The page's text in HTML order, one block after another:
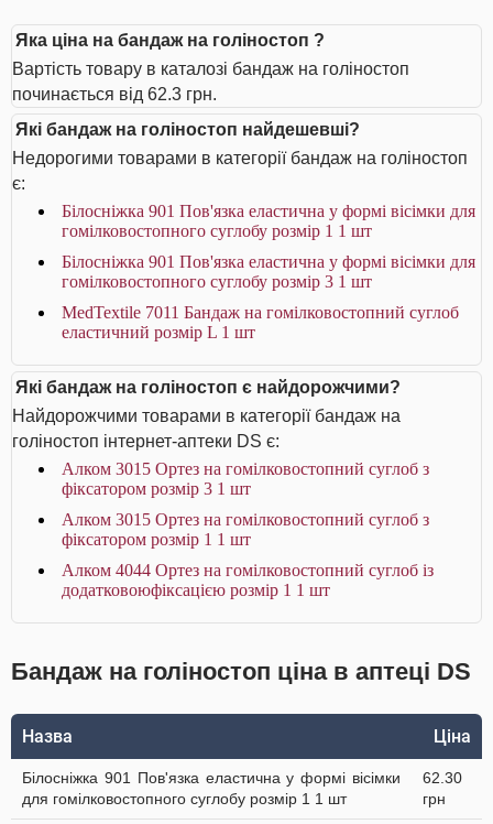
Яка ціна на бандаж на голіностоп ?
Вартість товару в каталозі бандаж на голіностоп
починається від 62.3 грн.
Які бандаж на голіностоп найдешевші?
Недорогими товарами в категорії бандаж на голіностоп
є:
Білосніжка 901 Пов'язка еластична у формі вісімки для
гомілковостопного суглобу розмір 1 1 шт
Білосніжка 901 Пов'язка еластична у формі вісімки для
гомілковостопного суглобу розмір 3 1 шт
MedTextile 7011 Бандаж на гомілковостопний суглоб
еластичний розмір L 1 шт
Які бандаж на голіностоп є найдорожчими?
Найдорожчими товарами в категорії бандаж на
голіностоп інтернет-аптеки DS є:
Алком 3015 Ортез на гомілковостопний суглоб з
фіксатором розмір 3 1 шт
Алком 3015 Ортез на гомілковостопний суглоб з
фіксатором розмір 1 1 шт
Алком 4044 Ортез на гомілковостопний суглоб із
додатковоюфіксацією розмір 1 1 шт
Бандаж на голіностоп ціна в аптеці DS
Назва Ціна
Білосніжка 901 Пов'язка еластична у формі вісімки
для гомілковостопного суглобу розмір 1 1 шт
62.30
грн